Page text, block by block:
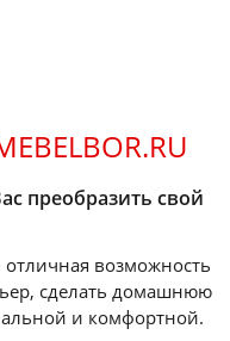
преобразить свой
возможность
сделать домашнюю
и комфортной.